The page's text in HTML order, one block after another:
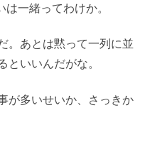
一緒ってわけか。
。あとは黙って一列に並
いいんだがな。
が多いせいか、さっきか